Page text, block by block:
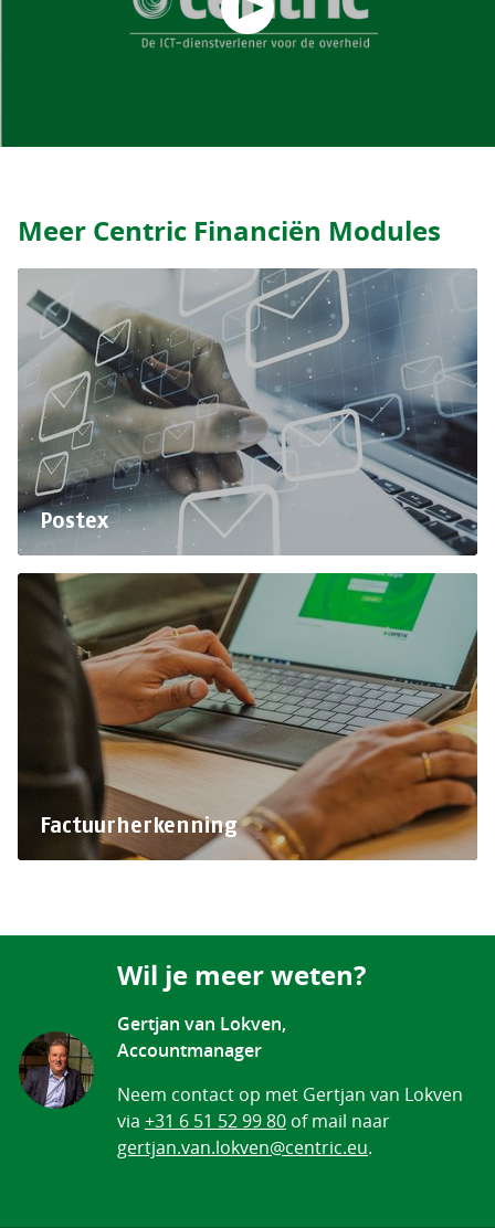
Meer Centric Financiën Modules
Postex
Factuurherkenning
Wil je meer weten?
Gertjan van Lokven,
Accountmanager
Neem contact op met Gertjan van Lokven
via +31 6 51 52 99 80 of mail naar
gertjan.van.lokven@centric.eu.